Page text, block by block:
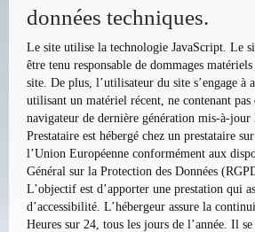
données techniques.
Le site utilise la technologie JavaScript. Le
être tenu responsable de dommages
site. De plus, l’utilisateur du site s’engage à
utilisant un matériel récent, ne contenant pas
navigateur de dernière génération mis-à-jour
Prestataire est hébergé chez un prestataire
l’Union Européenne conformément aux
Général sur la Protection des Données
L’objectif est d’apporter une prestation qui
d’accessibilité. L’hébergeur assure la
Heures sur 24, tous les jours de l’année. Il